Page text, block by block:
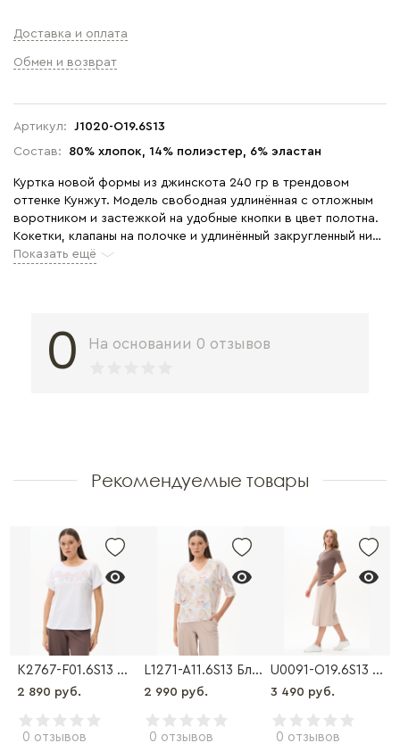
Артикул:
J1020-O19.6S13
Состав:
80% хлопок, 14% полиэстер, 6% эластан
Куртка новой формы из джинскота 240 гр в трендовом
оттенке Кунжут. Модель свободная удлинённая с отложным
воротником и застежкой на удобные кнопки в цвет полотна.
Кокетки, клапаны на полочке и удлинённый закругленный низ
спинки придают модели современный характер. Рукава
Показать ещё
Доставка и оплата
Обмен и возврат
0 На основании 0 отзывов
Рекомендуемые товары
K2767-F01.6S13 Футболка
2 890 руб.
0 отзывов
L1271-A11.6S13 Блузка
2 990 руб.
0 отзывов
U0091-O19.6S13 Юбка
3 490 руб.
0 отзывов